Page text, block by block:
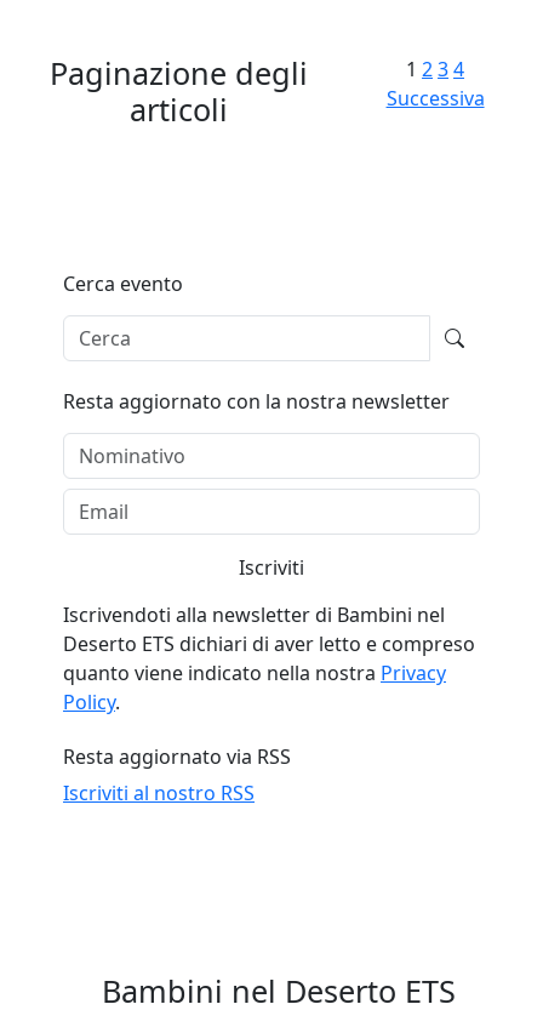
Paginazione degli
articoli
1 234
Successiva
Cerca evento
Resta aggiornato con la nostra newsletter
Iscriviti
Iscrivendoti alla newsletter di Bambini nel
Deserto ETS dichiari di aver letto e compreso
quanto viene indicato nella nostra Privacy
Policy.
Resta aggiornato via RSS
Iscriviti al nostro RSS
Bambini nel Deserto ETS